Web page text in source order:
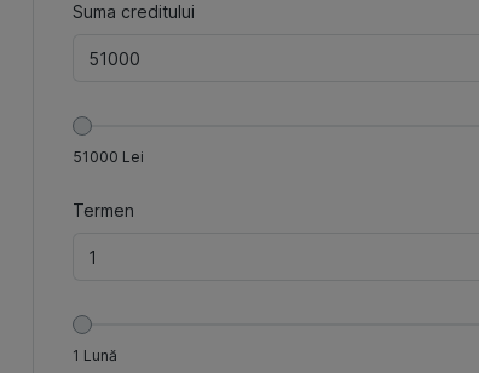
Suma creditului
51000 Lei
Termen
1 Lună